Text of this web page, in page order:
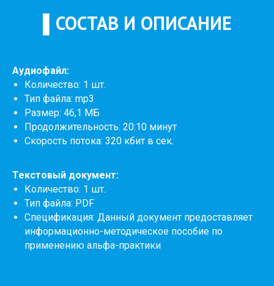
▌СОСТАВ И ОПИСАНИЕ
Аудиофайл:
Количество: 1 шт.
Тип файла: mp3
Размер: 46,1 МБ
Продолжительность: 20:10 минут
Скорость потока: 320 кбит в сек.
Текстовый документ:
Количество: 1 шт.
Тип файла: PDF
Спецификация: Данный документ предоставляет
информационно-методическое пособие по
применению альфа-практики